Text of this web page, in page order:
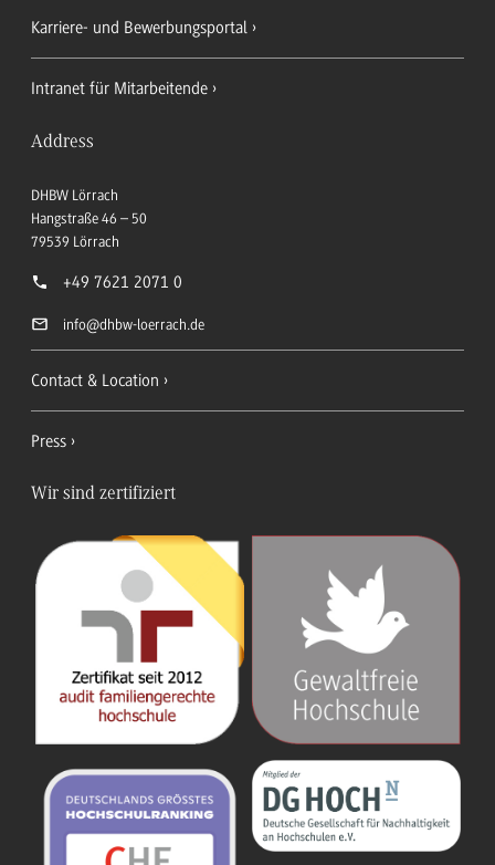
Karriere- und Bewerbungsportal
Intranet für Mitarbeitende
Address
DHBW Lörrach
Hangstraße 46 – 50
79539 Lörrach
+49 7621 2071 0
info@dhbw-loerrach.de
Contact & Location
Press
Wir sind zertifiziert